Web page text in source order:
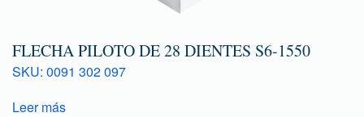
FLECHA PILOTO DE 28 DIENTES S6-1550
SKU: 0091 302 097
Leer más